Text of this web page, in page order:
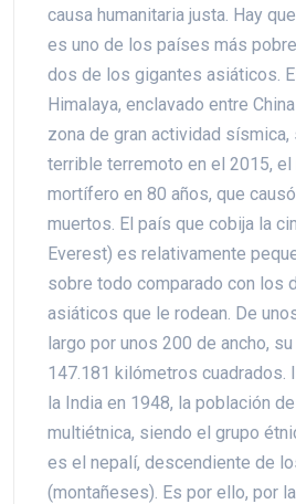
causa humanitaria justa. Hay
es uno de los países más
dos de los gigantes asiáticos.
Himalaya, enclavado entre
zona de gran actividad sísmica,
terrible terremoto en el 2015,
mortífero en 80 años, que
muertos. El país que cobija la
Everest) es relativamente
sobre todo comparado con los
asiáticos que le rodean. De
largo por unos 200 de ancho,
147.181 kilómetros cuadrados.
la India en 1948, la población
multiétnica, siendo el grupo
es el nepalí, descendiente de
(montañeses). Es por ello, por